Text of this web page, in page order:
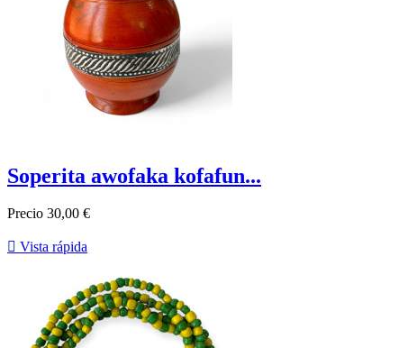
Soperita awofaka kofafun...
Precio 30,00 €
 Vista rápida